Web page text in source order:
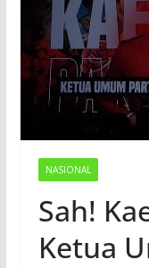
NASIONAL
Sah!
Ketua